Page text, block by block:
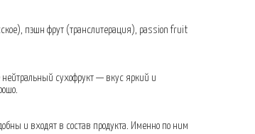
пэшн фрут (транслитерация), passion fruit
сухофрукт — вкус яркий и
и входят в состав продукта. Именно по ним